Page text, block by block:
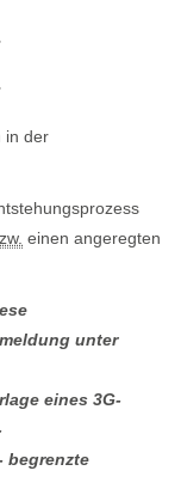
in der
einen angeregten
unter
eines 3G-
begrenzte